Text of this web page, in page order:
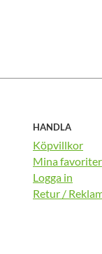
HANDLA
Köpvillkor
Mina favoriter
Logga in
Retur /